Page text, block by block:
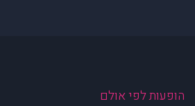
הופעות לפי אולם